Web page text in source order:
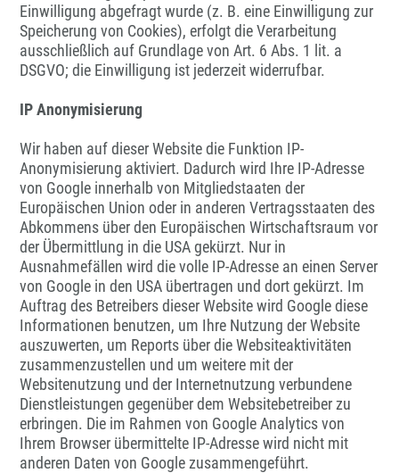
Einwilligung abgefragt wurde (z. B. eine Einwilligung zur
Speicherung von Cookies), erfolgt die Verarbeitung
ausschließlich auf Grundlage von Art. 6 Abs. 1 lit. a
DSGVO; die Einwilligung ist jederzeit widerrufbar.
IP Anonymisierung
Wir haben auf dieser Website die Funktion IP-
Anonymisierung aktiviert. Dadurch wird Ihre IP-Adresse
von Google innerhalb von Mitgliedstaaten der
Europäischen Union oder in anderen Vertragsstaaten des
Abkommens über den Europäischen Wirtschaftsraum vor
der Übermittlung in die USA gekürzt. Nur in
Ausnahmefällen wird die volle IP-Adresse an einen Server
von Google in den USA übertragen und dort gekürzt. Im
Auftrag des Betreibers dieser Website wird Google diese
Informationen benutzen, um Ihre Nutzung der Website
auszuwerten, um Reports über die Websiteaktivitäten
zusammenzustellen und um weitere mit der
Websitenutzung und der Internetnutzung verbundene
Dienstleistungen gegenüber dem Websitebetreiber zu
erbringen. Die im Rahmen von Google Analytics von
Ihrem Browser übermittelte IP-Adresse wird nicht mit
anderen Daten von Google zusammengeführt.